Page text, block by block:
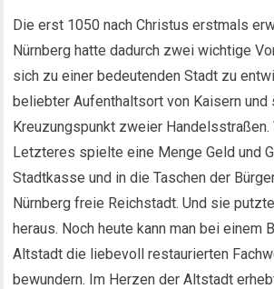
Die erst 1050 nach Christus erstmals
Nürnberg hatte dadurch zwei wichtige
sich zu einer bedeutenden Stadt zu
beliebter Aufenthaltsort von Kaisern und
Kreuzungspunkt zweier Handelsstraßen.
Letzteres spielte eine Menge Geld und
Stadtkasse und in die Taschen der
Nürnberg freie Reichstadt. Und sie
heraus. Noch heute kann man bei einem
Altstadt die liebevoll restaurierten
bewundern. Im Herzen der Altstadt